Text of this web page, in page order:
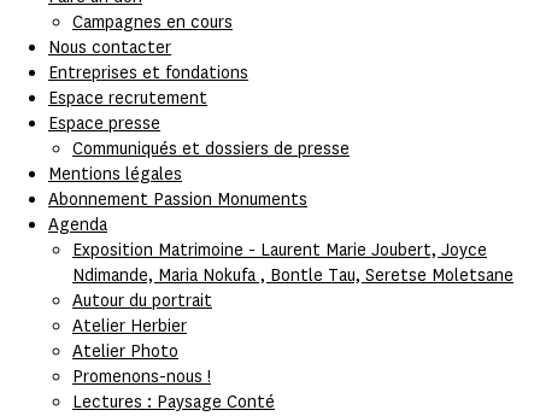
Campagnes en cours
Nous contacter
Entreprises et fondations
Espace recrutement
Espace presse
Communiqués et dossiers de presse
Mentions légales
Abonnement Passion Monuments
Agenda
Exposition Matrimoine - Laurent Marie Joubert, Joyce
Ndimande, Maria Nokufa , Bontle Tau, Seretse Moletsane
Autour du portrait
Atelier Herbier
Atelier Photo
Promenons-nous !
Lectures : Paysage Conté